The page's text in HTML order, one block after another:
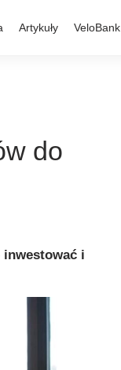
Artykuły VeloBank
do
inwestować i